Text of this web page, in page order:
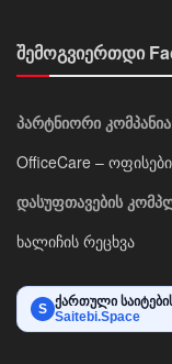
შემოგვიერთდი
პარტნიორი
OfficeCare –
დასუფთავების
ხალიჩის რეცხვა
S ქართული
Saitebi.Space